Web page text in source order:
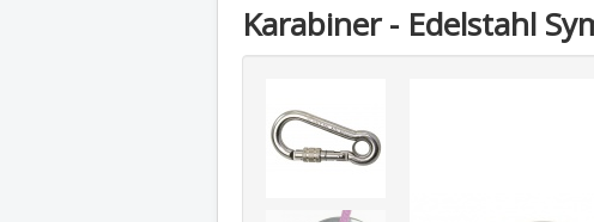
Karabiner - Edelstahl